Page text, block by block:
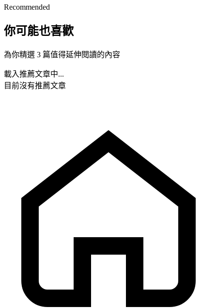
Recommended
你可能也喜歡
為你精選 3 篇值得延伸閱讀的內容
載入推薦文章中...
目前沒有推薦文章